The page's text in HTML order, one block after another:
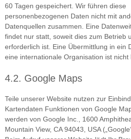
60 Tagen gespeichert. Wir führen diese
personenbezogenen Daten nicht mit
Datenquellen zusammen. Eine
findet nur statt, soweit dies zum Betrieb
erforderlich ist. Eine Übermittlung in ein
eine internationale Organisation ist nicht
4.2. Google Maps
Teile unserer Website nutzen zur
Kartendaten Funktionen von Google
werden von Google Inc., 1600
Mountain View, CA 94043, USA